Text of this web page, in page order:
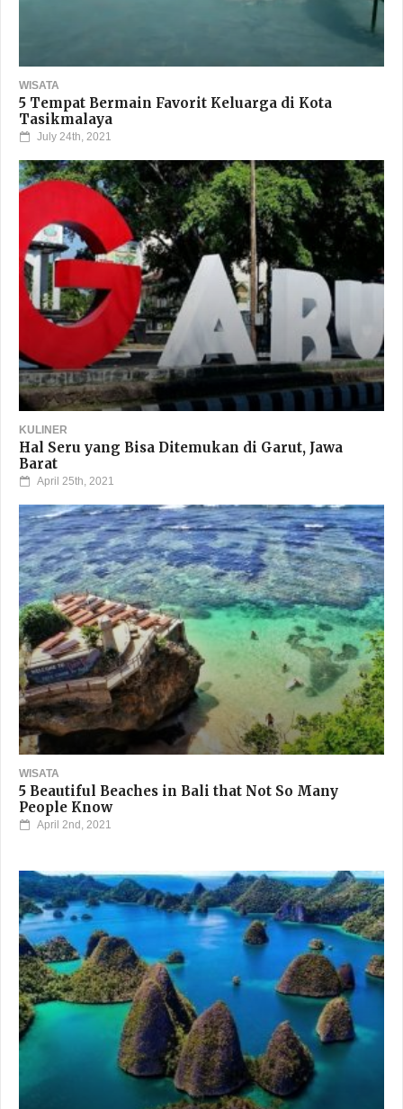
WISATA
5 Tempat Bermain Favorit Keluarga di Kota
Tasikmalaya
July 24th, 2021
KULINER
Hal Seru yang Bisa Ditemukan di Garut, Jawa
Barat
April 25th, 2021
WISATA
5 Beautiful Beaches in Bali that Not So Many
People Know
April 2nd, 2021